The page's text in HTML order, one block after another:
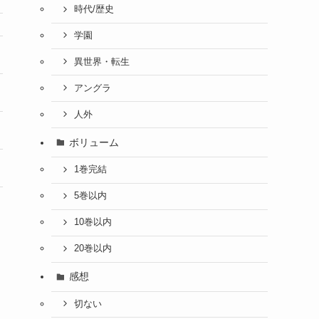
時代/歴史
学園
異世界・転生
アングラ
人外
ボリューム
1巻完結
5巻以内
10巻以内
20巻以内
感想
切ない